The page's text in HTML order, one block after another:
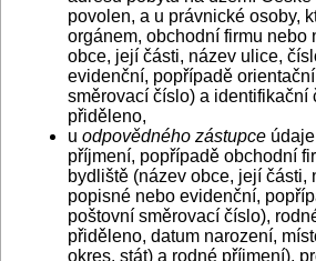
povolen, a u právnické osoby,
orgánem, obchodní firmu nebo
obce, její části, název ulice,
evidenční, popřípadě
směrovací číslo) a identifikační
přiděleno,
u odpovědného zástupce
příjmení, popřípadě obchodní
bydliště (název obce, její části,
popisné nebo evidenční,
poštovní směrovací číslo),
přiděleno, datum narození,
okres, stát) a rodné příjmení),